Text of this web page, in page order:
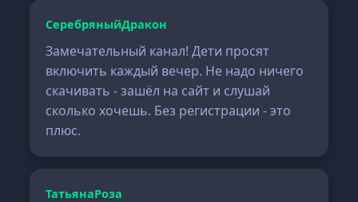
СеребряныйДракон
Замечательный канал! Дети просят
включить каждый вечер. Не надо ничего
скачивать - зашёл на сайт и слушай
сколько хочешь. Без регистрации - это
плюс.
ТатьянаРоза